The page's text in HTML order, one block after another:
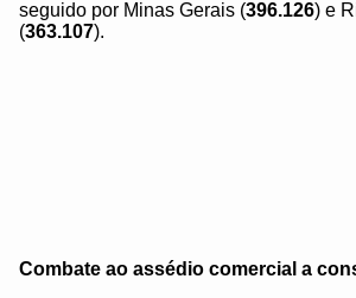
seguido por Minas Gerais (396.126) e
(363.107).
Combate ao assédio comercial a